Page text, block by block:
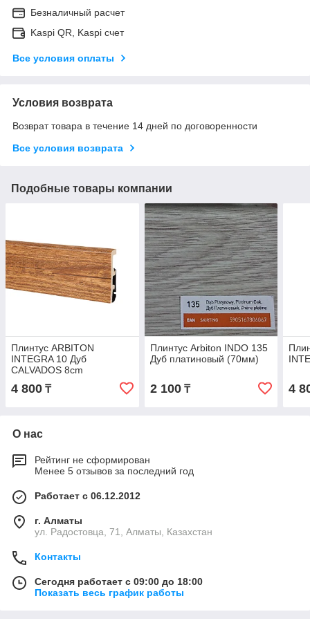
Безналичный расчет
Kaspi QR, Kaspi счет
Все условия оплаты
Условия возврата
Возврат товара в течение 14 дней по договоренности
Все условия возврата
Подобные товары компании
Плинтус ARBITON
INTEGRA 10 Дуб
CALVADOS 8cm
4 800 ₸
Плинтус Arbiton INDO 135
Дуб платиновый (70мм)
2 100₸ 4
О нас
Рейтинг не сформирован
Менее 5 отзывов за последний год
Работает с 06.12.2012
г. Алматы
ул. Радостовца, 71, Алматы, Казахстан
Контакты
Сегодня работает с 09:00 до 18:00
Показать весь график работы